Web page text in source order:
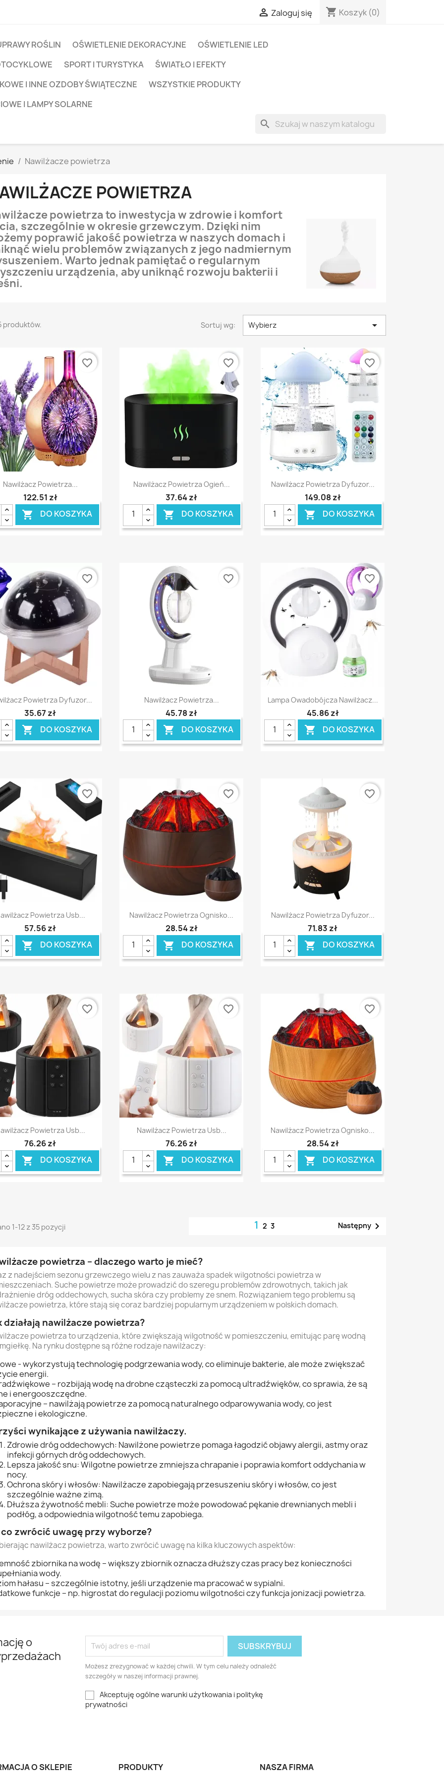
 Zaloguj się shopping_cart Koszyk (0)
ROŚLIN OŚWIETLENIE DEKORACYJNE
OŚWIETLENIE LED
SPORT I TURYSTYKA
ŚWIATŁO I EFEKTY
I INNE OZDOBY ŚWIĄTECZNE
WSZYSTKIE PRODUKTY
I LAMPY SOLARNE
search
Nawilżacze powietrza
POWIETRZA
powietrza to inwestycja w zdrowie i komfort
szczególnie w okresie grzewczym. Dzięki nim
poprawić jakość powietrza w naszych domach i
wielu problemów związanych z jego nadmiernym
Warto jednak pamiętać o regularnym
urządzenia, aby uniknąć rozwoju bakterii i
produktów. Sortuj wg: Wybierz 
Szybki podgląd
Nawilżacz Powietrza...
122,51 zł
 DO KOSZYKA
favorite_border
Szybki podgląd
Nawilżacz Powietrza Ogień...
37,64 zł
 DO KOSZYKA
favorite_border
Szybki podgląd
Nawilżacz Powietrza Dyfuzor...
149,08 zł
 DO KOSZYKA
favorite_border
Szybki podgląd
Powietrza Dyfuzor...
35,67 zł
 DO KOSZYKA
favorite_border
Szybki podgląd
Nawilżacz Powietrza...
45,78 zł
 DO KOSZYKA
favorite_border
Szybki podgląd
Lampa Owadobójcza Nawilżacz...
45,86 zł
 DO KOSZYKA
favorite_border
Szybki podgląd
Powietrza Usb...
57,56 zł
 DO KOSZYKA
favorite_border
Szybki podgląd
Nawilżacz Powietrza Ognisko...
28,54 zł
 DO KOSZYKA
favorite_border
Szybki podgląd
Nawilżacz Powietrza Dyfuzor...
71,83 zł
 DO KOSZYKA
favorite_border
Szybki podgląd
Powietrza Usb...
76,26 zł
 DO KOSZYKA
favorite_border
Szybki podgląd
Nawilżacz Powietrza Usb...
76,26 zł
 DO KOSZYKA
favorite_border
Szybki podgląd
Nawilżacz Powietrza Ognisko...
28,54 zł
 DO KOSZYKA
favorite_border
1-12 z 35 pozycji 123 Następny
powietrza – dlaczego warto je mieć?
z nadejściem sezonu grzewczego wielu z nas zauważa spadek wilgotności powietrza w
Suche powietrze może prowadzić do szeregu problemów zdrowotnych, takich jak
dróg oddechowych, sucha skóra czy problemy ze snem. Rozwiązaniem tego problemu są
powietrza, które stają się coraz bardziej popularnym urządzeniem w polskich domach.
działają nawilżacze powietrza?
powietrza to urządzenia, które zwiększają wilgotność w pomieszczeniu, emitując parę wodną
Na rynku dostępne są różne rodzaje nawilżaczy:
- wykorzystują technologię podgrzewania wody, co eliminuje bakterie, ale może zwiększać
energii.
– rozbijają wodę na drobne cząsteczki za pomocą ultradźwięków, co sprawia, że są
i energooszczędne.
– nawilżają powietrze za pomocą naturalnego odparowywania wody, co jest
i ekologiczne.
wynikające z używania nawilżaczy.
Zdrowie dróg oddechowych: Nawilżone powietrze pomaga łagodzić objawy alergii, astmy oraz
infekcji górnych dróg oddechowych.
Lepsza jakość snu: Wilgotne powietrze zmniejsza chrapanie i poprawia komfort oddychania w
nocy.
Ochrona skóry i włosów: Nawilżacze zapobiegają przesuszeniu skóry i włosów, co jest
szczególnie ważne zimą.
Dłuższa żywotność mebli: Suche powietrze może powodować pękanie drewnianych mebli i
podłóg, a odpowiednia wilgotność temu zapobiega.
co zwrócić uwagę przy wyborze?
nawilżacz powietrza, warto zwrócić uwagę na kilka kluczowych aspektów:
zbiornika na wodę – większy zbiornik oznacza dłuższy czas pracy bez konieczności
wody.
hałasu – szczególnie istotny, jeśli urządzenie ma pracować w sypialni.
funkcje – np. higrostat do regulacji poziomu wilgotności czy funkcja jonizacji powietrza.
o
Możesz zrezygnować w każdej chwili. W tym celu należy odnaleźć
szczegóły w naszej informacji prawnej.
Akceptuję ogólne warunki użytkowania i politykę
prywatności
O SKLEPIE PRODUKTY NASZA FIRMA